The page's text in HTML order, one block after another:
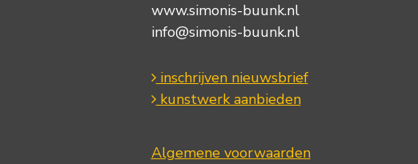
www.simonis-buunk.nl
info@simonis-buunk.nl
inschrijven nieuwsbrief
kunstwerk aanbieden
Algemene voorwaarden